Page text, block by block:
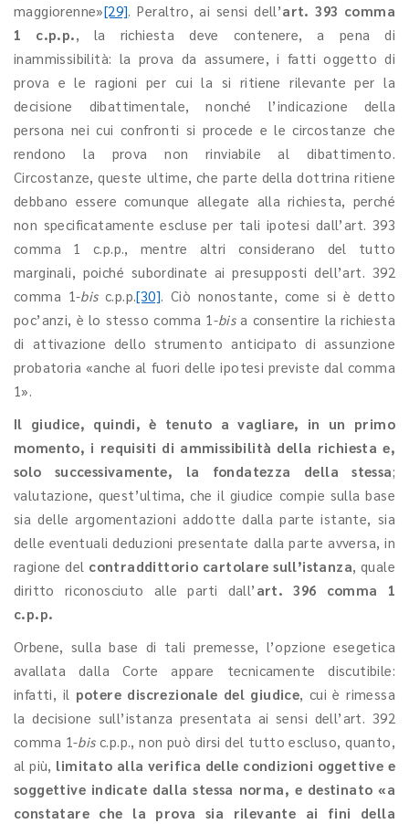
maggiorenne»[29]. Peraltro, ai sensi dell’art. 393 comma
1 c.p.p., la richiesta deve contenere, a pena di
inammissibilità: la prova da assumere, i fatti oggetto di
prova e le ragioni per cui la si ritiene rilevante per la
decisione dibattimentale, nonché l’indicazione della
persona nei cui confronti si procede e le circostanze che
rendono la prova non rinviabile al dibattimento.
Circostanze, queste ultime, che parte della dottrina ritiene
debbano essere comunque allegate alla richiesta, perché
non specificatamente escluse per tali ipotesi dall’art. 393
comma 1 c.p.p., mentre altri considerano del tutto
marginali, poiché subordinate ai presupposti dell’art. 392
comma 1-bisc.p.p.[30]. Ciò nonostante, come si è detto
poc’anzi, è lo stesso comma 1-bisa consentire la richiesta
di attivazione dello strumento anticipato di assunzione
probatoria «anche al fuori delle ipotesi previste dal comma
1».
Il giudice, quindi, è tenuto a vagliare, in un primo
momento, i requisiti di ammissibilità della richiesta e,
solo successivamente, la fondatezza della stessa;
valutazione, quest’ultima, che il giudice compie sulla base
sia delle argomentazioni addotte dalla parte istante, sia
delle eventuali deduzioni presentate dalla parte avversa, in
ragione del contraddittorio cartolare sull’istanza, quale
diritto riconosciuto alle parti dall’ art. 396 comma 1
c.p.p.
Orbene, sulla base di tali premesse, l’opzione esegetica
avallata dalla Corte appare tecnicamente discutibile:
infatti, il potere discrezionale del giudice, cui è rimessa
la decisione sull’istanza presentata ai sensi dell’art. 392
comma 1-bisc.p.p., non può dirsi del tutto escluso, quanto,
al più, limitato alla verifica delle condizioni oggettive e
soggettive indicate dalla stessa norma, e destinato«a
constatare che la prova sia rilevante ai fini della